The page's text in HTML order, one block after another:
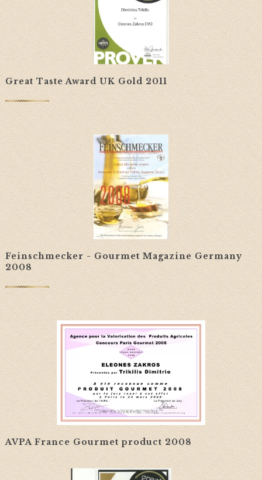
Great Taste Award UK Gold 2011
Feinschmecker - Gourmet Magazine Germany
2008
AVPA France Gourmet product 2008